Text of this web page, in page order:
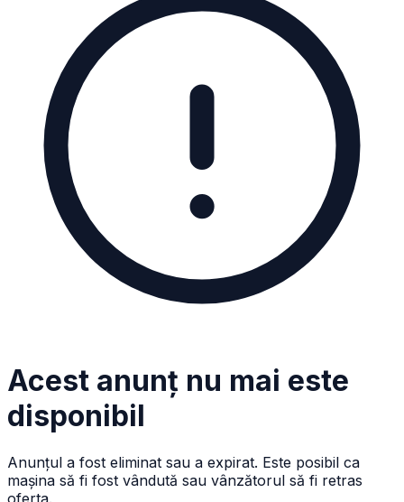
Acest anunț nu mai este
disponibil
Anunțul a fost eliminat sau a expirat. Este posibil ca
mașina să fi fost vândută sau vânzătorul să fi retras
oferta.